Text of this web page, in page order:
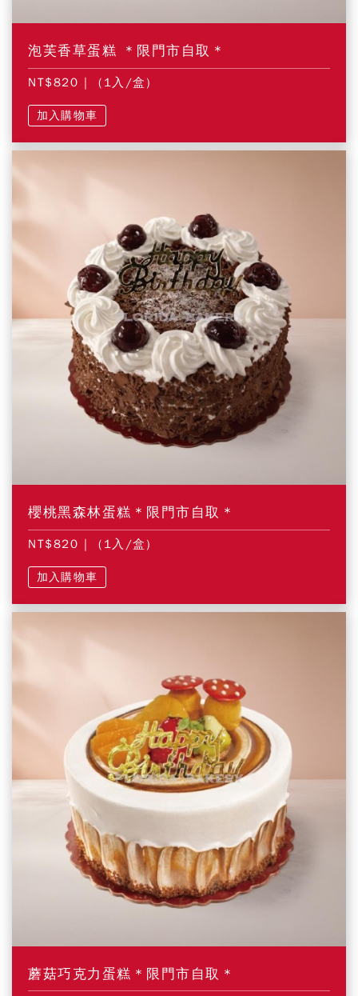
泡芙香草蛋糕 ＊限門市自取＊
NT$820 | (1入/盒)
加入購物車
櫻桃黑森林蛋糕＊限門市自取＊
NT$820 | (1入/盒)
加入購物車
蘑菇巧克力蛋糕＊限門市自取＊